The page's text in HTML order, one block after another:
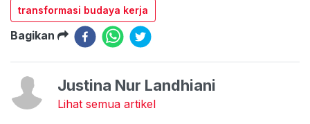
transformasi budaya kerja
Bagikan
Justina Nur Landhiani
Lihat semua artikel